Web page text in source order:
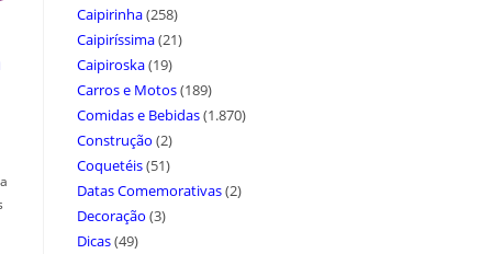
Caipirinha(258)
Caipiríssima(21)
Caipiroska(19)
Carros e Motos(189)
Comidas e Bebidas(1.870)
Construção (2)
Coquetéis(51)
Datas Comemorativas(2)
Decoração (3)
Dicas(49)